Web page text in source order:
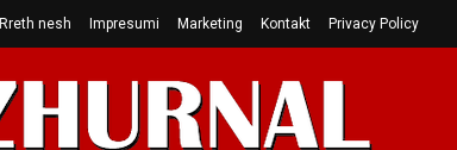
Rreth nesh Impresumi Marketing Kontakt Privacy Policy